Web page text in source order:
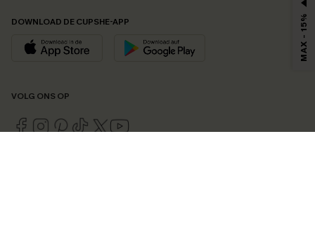
DOWNLOAD DE CUPSHE-APP
VOLG ONS OP
MAX - 15%